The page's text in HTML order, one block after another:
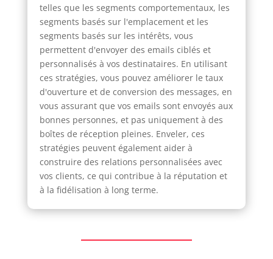
telles que les segments comportementaux, les
segments basés sur l'emplacement et les
segments basés sur les intérêts, vous
permettent d'envoyer des emails ciblés et
personnalisés à vos destinataires. En utilisant
ces stratégies, vous pouvez améliorer le taux
d'ouverture et de conversion des messages, en
vous assurant que vos emails sont envoyés aux
bonnes personnes, et pas uniquement à des
boîtes de réception pleines. Enveler, ces
stratégies peuvent également aider à
construire des relations personnalisées avec
vos clients, ce qui contribue à la réputation et
à la fidélisation à long terme.